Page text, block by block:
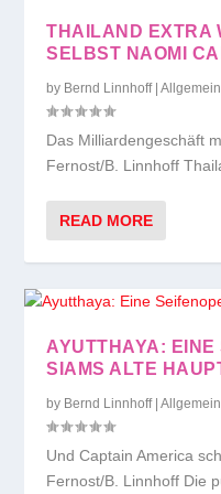
THAILAND EXTRA
SELBST NAOMI
by Bernd Linnhoff|Allgemein
Das Milliardengeschäft
Fernost/B. Linnhoff
READ MORE
AYUTTHAYA:
SIAMS ALTE
by Bernd Linnhoff|Allgemein
Und Captain America
Fernost/B. Linnhoff Die